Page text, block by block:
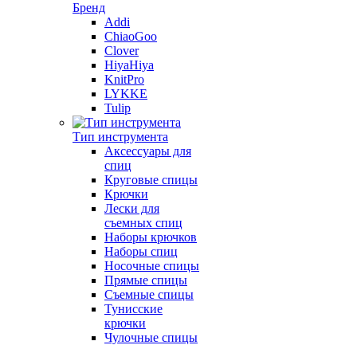
Бренд
Addi
ChiaoGoo
Clover
HiyaHiya
KnitPro
LYKKE
Tulip
Тип инструмента
Аксессуары для
спиц
Круговые спицы
Крючки
Лески для
съемных спиц
Наборы крючков
Наборы спиц
Носочные спицы
Прямые спицы
Съемные спицы
Тунисские
крючки
Чулочные спицы